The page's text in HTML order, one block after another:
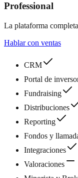
Professional
La plataforma
Hablar con ventas
CRM
Portal de
Fundraising
Distribuciones
Reporting
Fondos y
Integraciones
Valoraciones